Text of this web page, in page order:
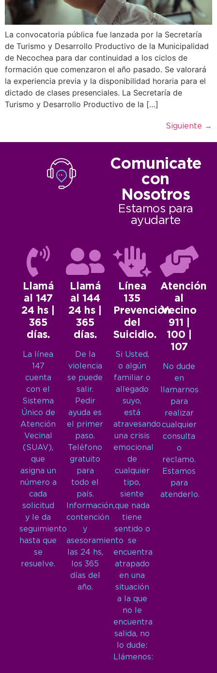
La convocatoria pública fue lanzada por la Secretaría
de Turismo y Desarrollo Productivo de la Municipalidad
de Necochea para dar continuidad a los ciclos de
formación que comenzaron el año pasado. Se valorará
la experiencia previa y la disponibilidad horaria para el
dictado de clases presenciales. La Secretaría de
Turismo y Desarrollo Productivo de la […]
Siguiente →
Comunicate
con
Nosotros
Estamos para
ayudarte
Llamá
al 147
24 hs |
365
días.
La línea
147
cuenta
con el
Sistema
Único de
Atención
Vecinal
(SUAV),
que
asigna un
número a
cada
solicitud
y le da
seguimiento
hasta que
se
resuelve.
Llamá
al 144
24 hs |
365
días.
De la
violencia
se puede
salir.
Pedir
ayuda es
el primer
paso.
Teléfono
gratuito
para
todo el
país.
Información,
contención
y
asesoramiento
las 24 hs,
los 365
días del
año.
Línea
135
Prevención
del
Suicidio.
Si Usted,
o algún
familiar o
allegado
suyo,
está
atravesando
una crisis
emocional
de
cualquier
tipo,
siente
que nada
tiene
sentido o
se
encuentra
atrapado
en una
situación
a la que
no le
encuentra
salida, no
lo dude:
Llámenos:
Atención
al
Vecino
911 |
100 |
107
No dude
en
llamarnos
para
realizar
cualquier
consulta
o
reclamo.
Estamos
para
atenderlo.